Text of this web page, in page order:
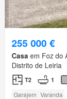
255 000 €
Casa em Foz do
Distrito de Leiria
T2 1
Garajem Varanda